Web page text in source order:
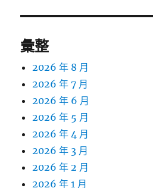
彙整
2026 年 8 月
2026 年 7 月
2026 年 6 月
2026 年 5 月
2026 年 4 月
2026 年 3 月
2026 年 2 月
2026 年 1 月